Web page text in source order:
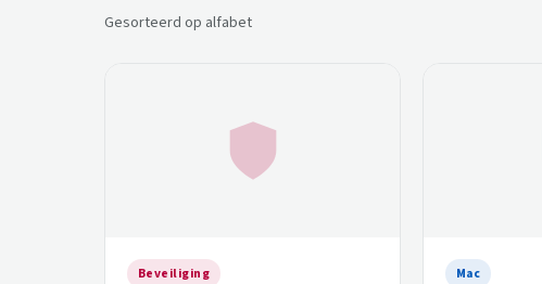
Gesorteerd op alfabet
Beveiliging Mac